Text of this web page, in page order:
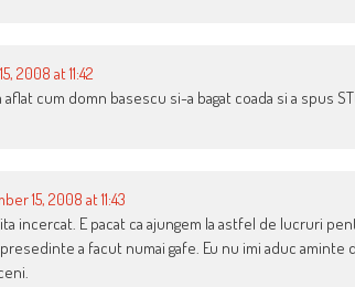
2008 at 11:42
cum domn basescu si-a bagat coada si a spus
15, 2008 at 11:43
incercat. E pacat ca ajungem la astfel de lucruri
a facut numai gafe. Eu nu imi aduc